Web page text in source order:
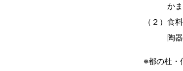
かまぼ
（２）食
陶器、
※都の杜・